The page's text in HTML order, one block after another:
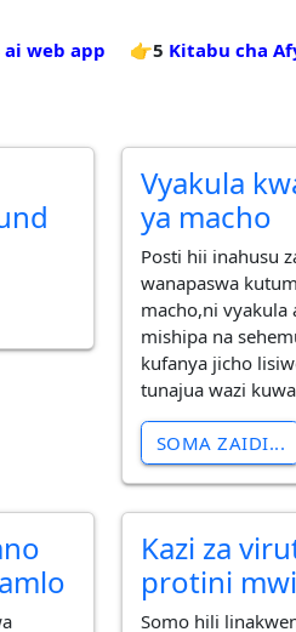
ai web app 👉5 Kitabu cha
Vyakula
ya macho
Posti hii inahusu
wanapaswa
macho,ni vyakula
mishipa na
kufanya jicho
tunajua wazi
SOMA ZAIDI...
Kazi za
protini
Somo hili